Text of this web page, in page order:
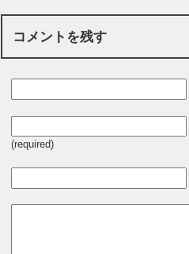
コメントを残す
(required)